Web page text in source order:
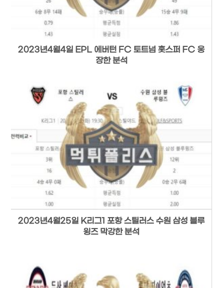
2023년4월4일 EPL 에버턴 FC 토트넘 홋스퍼 FC 웅
장한 분석
2023년4월25일 K리그1 포항 스틸러스 수원 삼성 블루
윙즈 막강한 분석